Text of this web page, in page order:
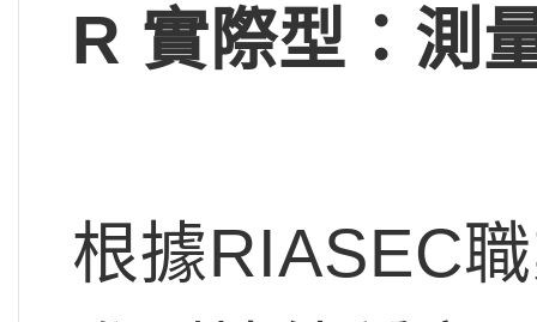
R 實際型：測
根據RIASEC